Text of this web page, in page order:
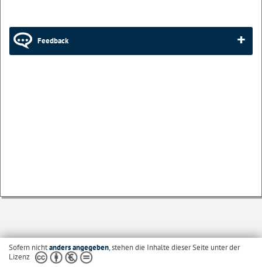
Feedback
Sofern nichtanders angegeben, stehen die Inhalte dieser Seite unter der
Lizenz